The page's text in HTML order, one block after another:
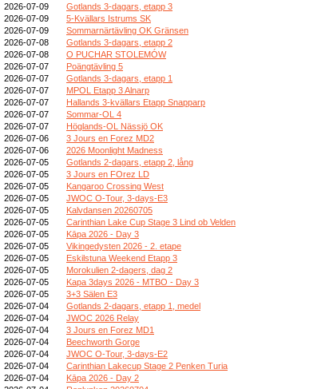
2026-07-09
Gotlands 3-dagars, etapp 3
2026-07-09
5-Kvällars Istrums SK
2026-07-09
Sommarnärtävling OK Gränsen
2026-07-08
Gotlands 3-dagars, etapp 2
2026-07-08
O PUCHAR STOLEMÓW
2026-07-07
Poängtävling 5
2026-07-07
Gotlands 3-dagars, etapp 1
2026-07-07
MPOL Etapp 3 Alnarp
2026-07-07
Hallands 3-kvällars Etapp Snapparp
2026-07-07
Sommar-OL 4
2026-07-07
Höglands-OL Nässjö OK
2026-07-06
3 Jours en Forez MD2
2026-07-06
2026 Moonlight Madness
2026-07-05
Gotlands 2-dagars, etapp 2, lång
2026-07-05
3 Jours en FOrez LD
2026-07-05
Kangaroo Crossing West
2026-07-05
JWOC O-Tour, 3-days-E3
2026-07-05
Kalvdansen 20260705
2026-07-05
Carinthian Lake Cup Stage 3 Lind ob Velden
2026-07-05
Kāpa 2026 - Day 3
2026-07-05
Vikingedysten 2026 - 2. etape
2026-07-05
Eskilstuna Weekend Etapp 3
2026-07-05
Morokulien 2-dagers, dag 2
2026-07-05
Kapa 3days 2026 - MTBO - Day 3
2026-07-05
3+3 Sälen E3
2026-07-04
Gotlands 2-dagars, etapp 1, medel
2026-07-04
JWOC 2026 Relay
2026-07-04
3 Jours en Forez MD1
2026-07-04
Beechworth Gorge
2026-07-04
JWOC O-Tour, 3-days-E2
2026-07-04
Carinthian Lakecup Stage 2 Penken Turia
2026-07-04
Kāpa 2026 - Day 2